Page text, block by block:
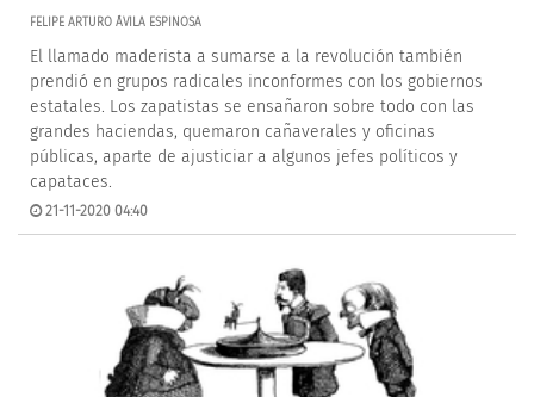
FELIPE ARTURO ÁVILA ESPINOSA
El llamado maderista a sumarse a la revolución también
prendió en grupos radicales inconformes con los gobiernos
estatales. Los zapatistas se ensañaron sobre todo con las
grandes haciendas, quemaron cañaverales y oficinas
públicas, aparte de ajusticiar a algunos jefes políticos y
capataces.
21-11-2020 04:40